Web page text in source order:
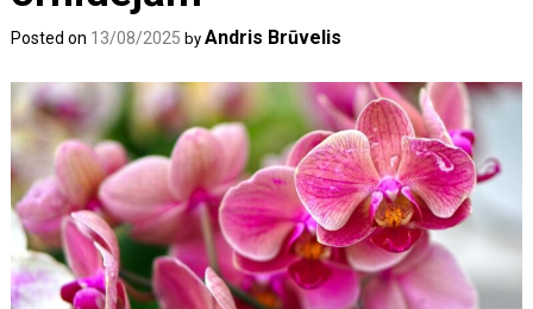
Posted on 13/08/2025 byAndris Brūvelis